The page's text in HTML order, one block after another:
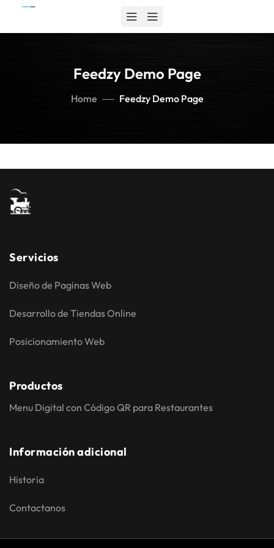
Feedzy Demo Page
Home Feedzy Demo Page
Servicios
Diseño de Paginas Web
Desarrollo de Tiendas Online
Posicionamiento Web
Productos
Menu Digital con Código QR para Restaurantes
Información adicional
Historia
Contactanos